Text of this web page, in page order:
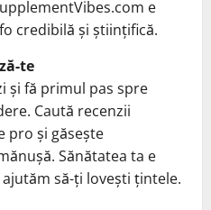
e
credibilă și științifică.
te
și fă primul pas spre
Caută recenzii
pro și găsește
Sănătatea ta e
să-ți lovești țintele.